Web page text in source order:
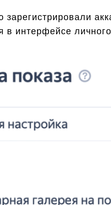
интерфейсе